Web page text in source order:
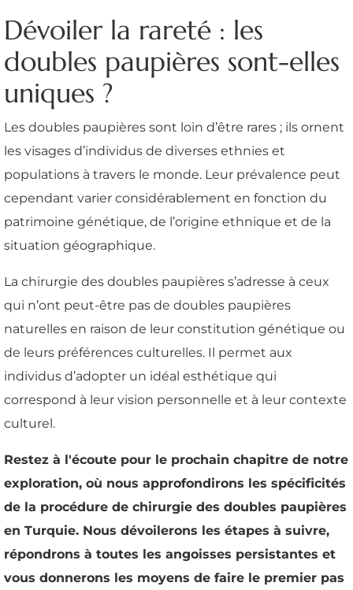
Dévoiler la rareté : les
doubles paupières sont-elles
uniques ?
Les doubles paupières sont loin d’être rares ; ils ornent
les visages d’individus de diverses ethnies et
populations à travers le monde. Leur prévalence peut
cependant varier considérablement en fonction du
patrimoine génétique, de l’origine ethnique et de la
situation géographique.
La chirurgie des doubles paupières s’adresse à ceux
qui n’ont peut-être pas de doubles paupières
naturelles en raison de leur constitution génétique ou
de leurs préférences culturelles. Il permet aux
individus d’adopter un idéal esthétique qui
correspond à leur vision personnelle et à leur contexte
culturel.
Restez à l'écoute pour le prochain chapitre de notre
exploration, où nous approfondirons les spécificités
de la procédure de chirurgie des doubles paupières
en Turquie. Nous dévoilerons les étapes à suivre,
répondrons à toutes les angoisses persistantes et
vous donnerons les moyens de faire le premier pas